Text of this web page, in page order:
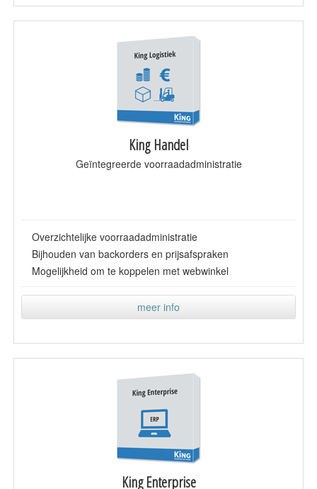
King Handel
Geïntegreerde voorraadadministratie
Overzichtelijke voorraadadministratie
Bijhouden van backorders en prijsafspraken
Mogelijkheid om te koppelen met webwinkel
meer info
King Enterprise